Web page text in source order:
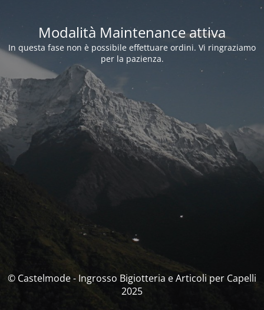
Modalità Maintenance attiva
In questa fase non è possibile effettuare ordini. Vi ringraziamo
per la pazienza.
© Castelmode - Ingrosso Bigiotteria e Articoli per Capelli
2025